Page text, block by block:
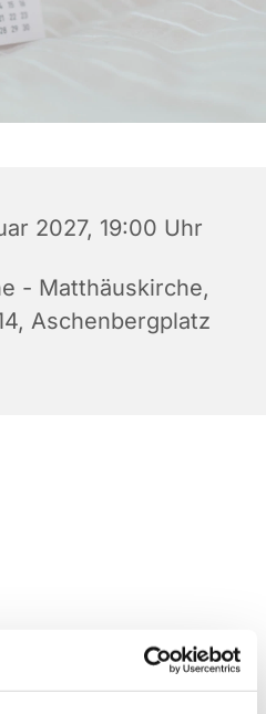
2027, 19:00 Uhr
- Matthäuskirche,
Aschenbergplatz